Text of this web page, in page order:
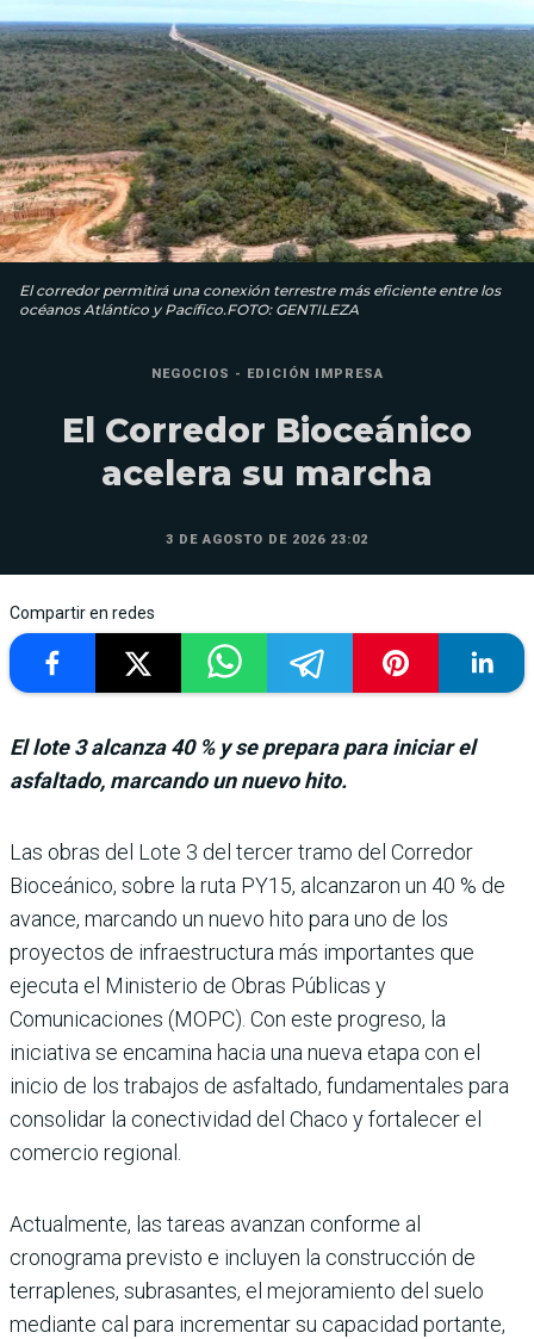
El corredor permitirá una conexión terrestre más eficiente entre los
océanos Atlántico y Pacífico.FOTO: GENTILEZA
NEGOCIOS - EDICIÓN IMPRESA
El Corredor Bioceánico
acelera su marcha
3 DE AGOSTO DE 2026 23:02
Compartir en redes
El lote 3 alcanza 40 % y se prepara para iniciar el
asfaltado, marcando un nuevo hito.
Las obras del Lote 3 del tercer tramo del Corredor
Bioceá­nico, sobre la ruta PY15, alcan­zaron un 40 % de
avance, mar­cando un nuevo hito para uno de los
proyectos de infraes­tructura más importantes que
ejecuta el Ministerio de Obras Públicas y
Comunicaciones (MOPC). Con este progreso, la
iniciativa se encamina hacia una nueva etapa con el
inicio de los trabajos de asfaltado, fun­damentales para
consolidar la conectividad del Chaco y forta­lecer el
comercio regional.
Actualmente, las tareas avan­zan conforme al
cronograma previsto e incluyen la construc­ción de
terraplenes, subrasan­tes, el mejoramiento del suelo
mediante cal para incrementar su capacidad portante,